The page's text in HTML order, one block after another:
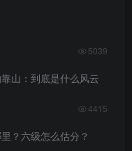
5039
山：到底是什么风云
4415
？六级怎么估分？